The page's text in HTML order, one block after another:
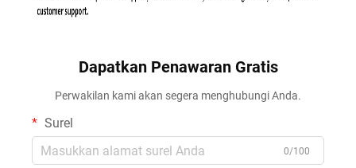
Dapatkan Penawaran Gratis
Perwakilan kami akan segera menghubungi Anda.
Surel
0/100